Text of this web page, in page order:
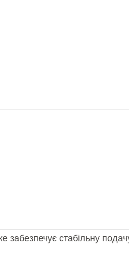
стабільну